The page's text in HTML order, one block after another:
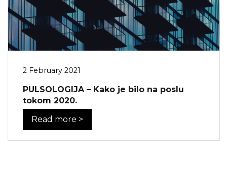
2 February 2021
PULSOLOGIJA – Kako je bilo na poslu
tokom 2020.
Read more >